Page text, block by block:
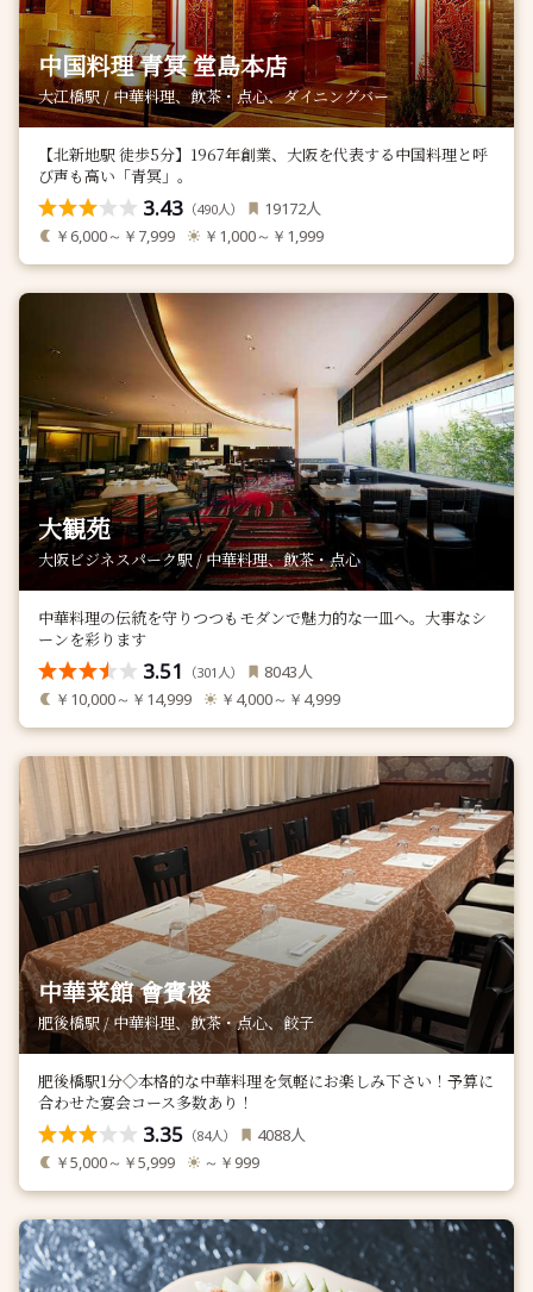
中国料理 青冥 堂島本店
大江橋駅 / 中華料理、飲茶・点心、ダイニングバー
【北新地駅 徒歩5分】1967年創業、大阪を代表する中国料理と呼
び声も高い「青冥」。
3.43 （490人） 19172人
￥6,000～￥7,999 ￥1,000～￥1,999
大観苑
大阪ビジネスパーク駅 / 中華料理、飲茶・点心
中華料理の伝統を守りつつもモダンで魅力的な一皿へ。大事なシ
ーンを彩ります
3.51 （301 人） 8043人
￥10,000～￥14,999 ￥4,000～￥4,999
中華菜館 會賓楼
肥後橋駅 / 中華料理、飲茶・点心、餃子
肥後橋駅1分◇本格的な中華料理を気軽にお楽しみ下さい！予算に
合わせた宴会コース多数あり！
3.35 （84人） 4088人
￥5,000～￥5,999 ～￥999